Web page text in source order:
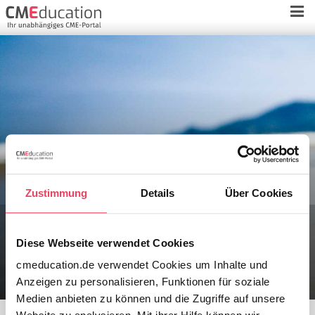
Zustimmung Details Über Cookies
Diese Webseite verwendet Cookies
cmeducation.de verwendet Cookies um Inhalte und
Anzeigen zu personalisieren, Funktionen für soziale
Medien anbieten zu können und die Zugriffe auf unsere
Test Weiterleitung